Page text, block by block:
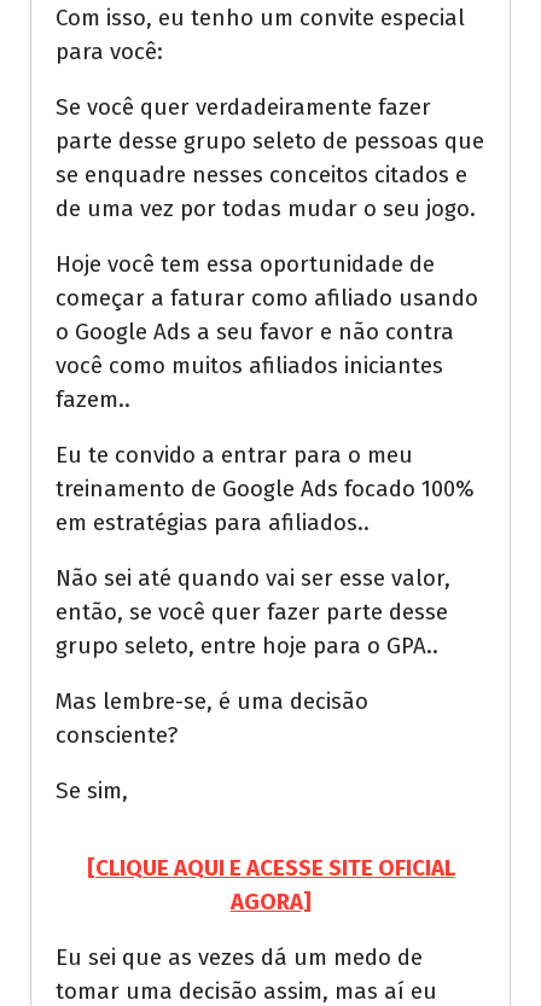
Com isso, eu tenho um convite especial
para você:
Se você quer verdadeiramente fazer
parte desse grupo seleto de pessoas que
se enquadre nesses conceitos citados e
de uma vez por todas mudar o seu jogo.
Hoje você tem essa oportunidade de
começar a faturar como afiliado usando
o Google Ads a seu favor e não contra
você como muitos afiliados iniciantes
fazem..
Eu te convido a entrar para o meu
treinamento de Google Ads focado 100%
em estratégias para afiliados..
Não sei até quando vai ser esse valor,
então, se você quer fazer parte desse
grupo seleto, entre hoje para o GPA..
Mas lembre-se, é uma decisão
consciente?
Se sim,
[CLIQUE AQUI E ACESSE SITE OFICIAL
AGORA]
Eu sei que as vezes dá um medo de
tomar uma decisão assim, mas aí eu